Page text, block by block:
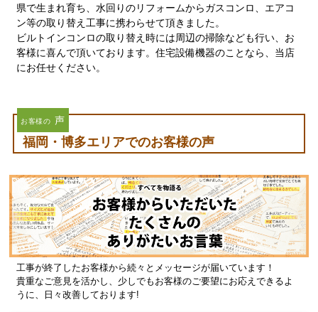
県で生まれ育ち、水回りのリフォームからガスコンロ、エアコ
ン等の取り替え工事に携わらせて頂きました。
ビルトインコンロの取り替え時には周辺の掃除なども行い、お
客様に喜んで頂いております。住宅設備機器のことなら、当店
にお任せください。
お客様の 声
福岡・博多エリアでのお客様の声
工事が終了したお客様から続々とメッセージが届いています！
貴重なご意見を活かし、少しでもお客様のご要望にお応えできるよ
うに、日々改善しております!